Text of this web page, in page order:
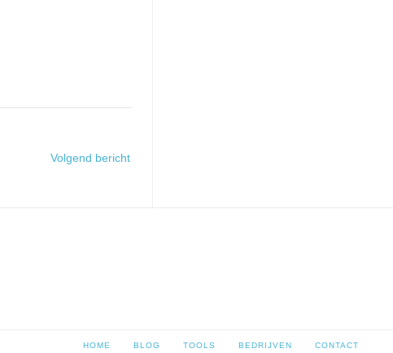
Volgend bericht
HOME BLOG TOOLS BEDRIJVEN CONTACT